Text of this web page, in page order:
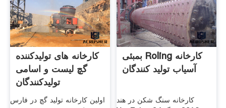
کارخانه های تولیدکننده
گچ لیست و اسامی
تولیدکنندگان
اولین کارخانه تولید گچ در فارس
بمبئی Roling کارخانه
آسیاب تولید کنندگان
کارخانه سنگ شکن در هند